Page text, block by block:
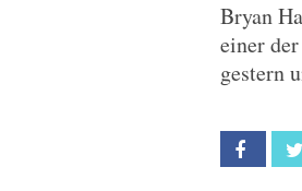
Bryan
einer
gestern